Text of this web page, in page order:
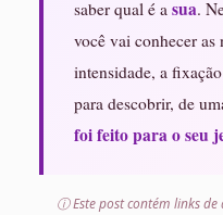
saber qual é a sua.
você vai conhecer as
intensidade, a
para descobrir, de
foi feito para o seu
ⓘ Este post contém links